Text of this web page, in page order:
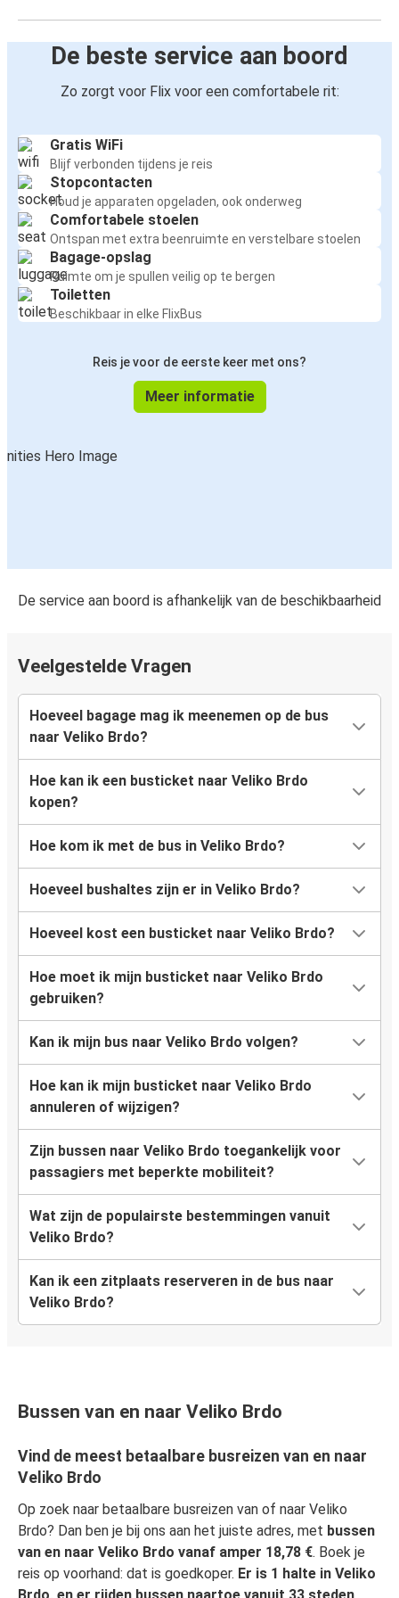
De beste service aan boord
Zo zorgt voor Flix voor een comfortabele rit:
Gratis WiFi
Blijf verbonden tijdens je reis
Stopcontacten
Houd je apparaten opgeladen, ook onderweg
Comfortabele stoelen
Ontspan met extra beenruimte en verstelbare stoelen
Bagage-opslag
Ruimte om je spullen veilig op te bergen
Toiletten
Beschikbaar in elke FlixBus
Reis je voor de eerste keer met ons?
Meer informatie
De service aan boord is afhankelijk van de beschikbaarheid
Veelgestelde Vragen
Hoeveel bagage mag ik meenemen op de bus
naar Veliko Brdo?
Hoe kan ik een busticket naar Veliko Brdo
kopen?
Hoe kom ik met de bus in Veliko Brdo?
Hoeveel bushaltes zijn er in Veliko Brdo?
Hoeveel kost een busticket naar Veliko Brdo?
Hoe moet ik mijn busticket naar Veliko Brdo
gebruiken?
Kan ik mijn bus naar Veliko Brdo volgen?
Hoe kan ik mijn busticket naar Veliko Brdo
annuleren of wijzigen?
Zijn bussen naar Veliko Brdo toegankelijk voor
passagiers met beperkte mobiliteit?
Wat zijn de populairste bestemmingen vanuit
Veliko Brdo?
Kan ik een zitplaats reserveren in de bus naar
Veliko Brdo?
Bussen van en naar Veliko Brdo
Vind de meest betaalbare busreizen van en naar
Veliko Brdo
Op zoek naar betaalbare busreizen van of naar Veliko
Brdo? Dan ben je bij ons aan het juiste adres, met bussen
van en naar Veliko Brdo vanaf amper 18,78 €. Boek je
reis op voorhand: dat is goedkoper. Er is 1 halte in Veliko